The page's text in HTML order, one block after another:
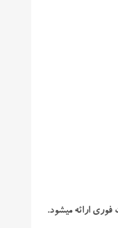
ارائه میشود.